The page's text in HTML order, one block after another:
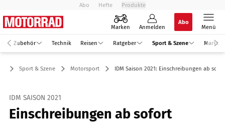
Abo Hefte Produkte
Marken Anmelden
Abo
Menü
Zubehör Technik Reisen Ratgeber Sport & Szene Markt
Sport & Szene Motorsport IDM Saison 2021: Einschreibungen ab
IDM SAISON 2021
Einschreibungen ab sofort